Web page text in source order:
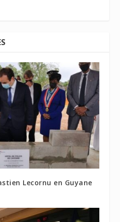
Lecornu en Guyane